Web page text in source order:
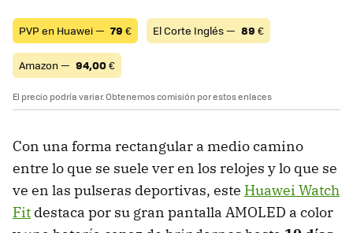
PVP en Huawei — 79 € El Corte Inglés — 89 €
Amazon — 94,00€
El precio podría variar. Obtenemos comisión por estos enlaces
Con una forma rectangular a medio camino
entre lo que se suele ver en los relojes y lo que se
ve en las pulseras deportivas, este Huawei Watch
Fit destaca por su gran pantalla AMOLED a color